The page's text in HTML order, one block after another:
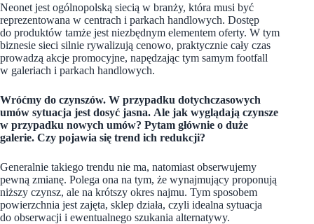
Neonet jest ogólnopolską siecią w branży, która musi być
reprezentowana w centrach i parkach handlowych. Dostęp
do produktów tamże jest niezbędnym elementem oferty. W tym
biznesie sieci silnie rywalizują cenowo, praktycznie cały czas
prowadzą akcje promocyjne, napędzając tym samym footfall
w galeriach i parkach handlowych.
Wróćmy do czynszów. W przypadku dotychczasowych
umów sytuacja jest dosyć jasna. Ale jak wyglądają czynsze
w przypadku nowych umów? Pytam głównie o duże
galerie. Czy pojawia się trend ich redukcji?
Generalnie takiego trendu nie ma, natomiast obserwujemy
pewną zmianę. Polega ona na tym, że wynajmujący proponują
niższy czynsz, ale na krótszy okres najmu. Tym sposobem
powierzchnia jest zajęta, sklep działa, czyli idealna sytuacja
do obserwacji i ewentualnego szukania alternatywy.